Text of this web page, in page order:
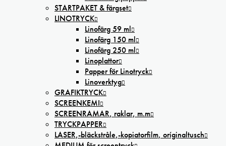
STARTPAKET & färgset
LINOTRYCK
Linofärg 59 ml
Linofärg 150 ml
Linofärg 250 ml
Linoplattor
Papper för Linotryck
Linoverktyg
GRAFIKTRYCK
SCREENKEMI
SCREENRAMAR, raklar, m.m
TRYCKPAPPER
LASER,-bläckstråle,-kopiatorfilm, oríginaltusch